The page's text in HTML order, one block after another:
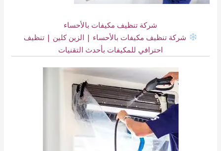
شركة تنظيف مكيفات بالأحساء
شركة تنظيف مكيفات بالأحساء | الزين كلين | تنظيف
احترافي للمكيفات بأحدث التقنيات